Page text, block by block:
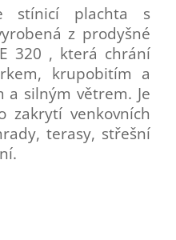
stínicí plachta s
z prodyšné
320 , která chrání
krupobitím a
a silným větrem. Je
zakrytí venkovních
terasy, střešní